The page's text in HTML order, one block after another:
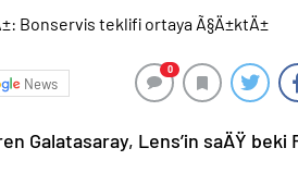
News
0
Galatasaray, Lens’in saÄŸ beki